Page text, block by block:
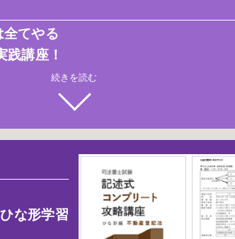
てやる
講座！
続きを読む
な形学習